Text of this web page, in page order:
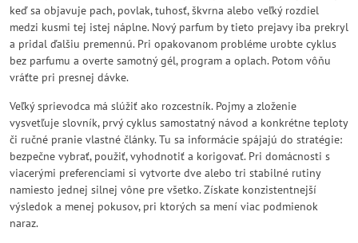
keď sa objavuje pach, povlak, tuhosť, škvrna alebo veľký rozdiel
medzi kusmi tej istej náplne. Nový parfum by tieto prejavy iba prekryl
a pridal ďalšiu premennú. Pri opakovanom probléme urobte cyklus
bez parfumu a overte samotný gél, program a oplach. Potom vôňu
vráťte pri presnej dávke.
Veľký sprievodca má slúžiť ako rozcestník. Pojmy a zloženie
vysvetľuje slovník, prvý cyklus samostatný návod a konkrétne teploty
či ručné pranie vlastné články. Tu sa informácie spájajú do stratégie:
bezpečne vybrať, použiť, vyhodnotiť a korigovať. Pri domácnosti s
viacerými preferenciami si vytvorte dve alebo tri stabilné rutiny
namiesto jednej silnej vône pre všetko. Získate konzistentnejší
výsledok a menej pokusov, pri ktorých sa mení viac podmienok
naraz.